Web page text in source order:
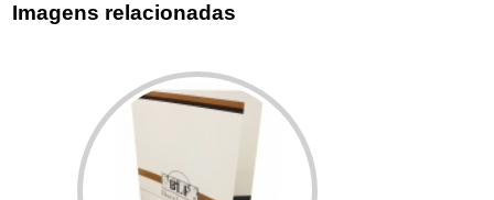
Imagens relacionadas